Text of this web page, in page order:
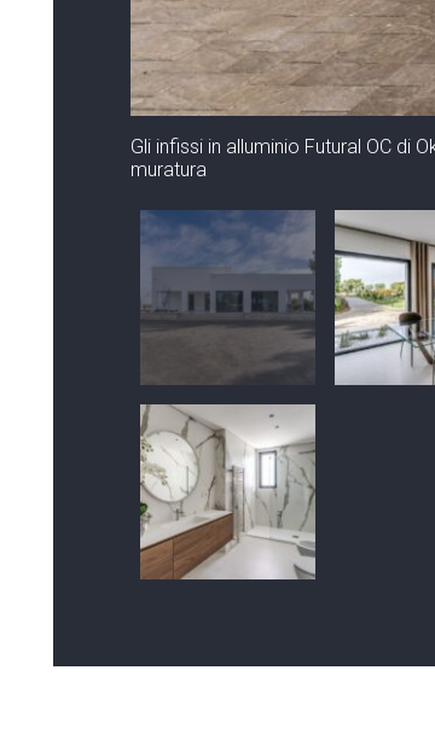
Gli infissi in alluminio Futural OC di
muratura